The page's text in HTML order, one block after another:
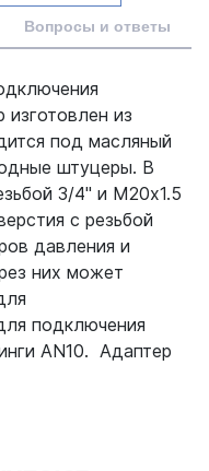
Вопросы и ответы
из
под масляный
штуцеры. В
3/4" и М20х1.5
с резьбой
давления и
них может
подключения
AN10. Адаптер